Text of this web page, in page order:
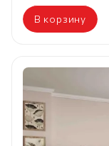
В корзину